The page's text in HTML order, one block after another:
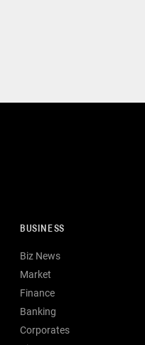
BUSINESS
Biz News
Market
Finance
Banking
Corporates